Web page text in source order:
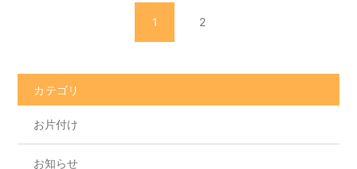
1 2
カテゴリ
お片付け
お知らせ